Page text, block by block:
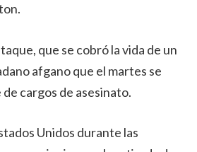
que se cobró la vida de un
afgano que el martes se
cargos de asesinato.
Unidos durante las